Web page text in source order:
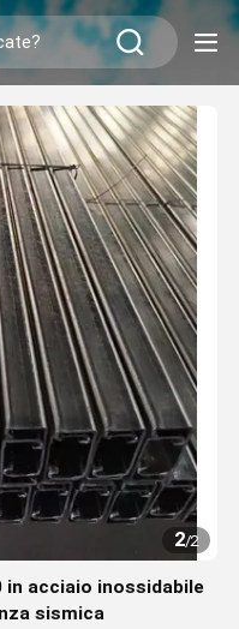
2/2
acciaio inossidabile
sismica